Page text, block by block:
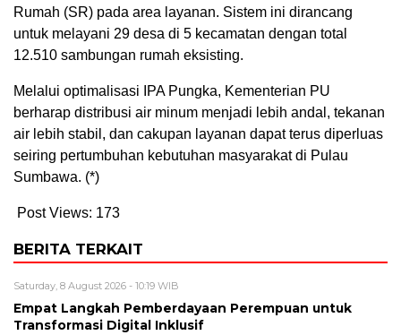
Rumah (SR) pada area layanan. Sistem ini dirancang
untuk melayani 29 desa di 5 kecamatan dengan total
12.510 sambungan rumah eksisting.
Melalui optimalisasi IPA Pungka, Kementerian PU
berharap distribusi air minum menjadi lebih andal, tekanan
air lebih stabil, dan cakupan layanan dapat terus diperluas
seiring pertumbuhan kebutuhan masyarakat di Pulau
Sumbawa. (*)
Post Views: 173
BERITA TERKAIT
Saturday, 8 August 2026 - 10:19 WIB
Empat Langkah Pemberdayaan Perempuan untuk
Transformasi Digital Inklusif